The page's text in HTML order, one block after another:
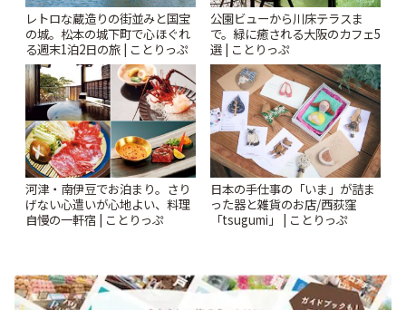
レトロな蔵造りの街並みと国宝
の城。松本の城下町で心ほぐれ
る週末1泊2日の旅 | ことりっぷ
公園ビューから川床テラスま
で。緑に癒される大阪のカフェ5
選 | ことりっぷ
河津・南伊豆でお泊まり。さり
げない心遣いが心地よい、料理
自慢の一軒宿 | ことりっぷ
日本の手仕事の「いま」が詰ま
った器と雑貨のお店/西荻窪
「tsugumi」 | ことりっぷ